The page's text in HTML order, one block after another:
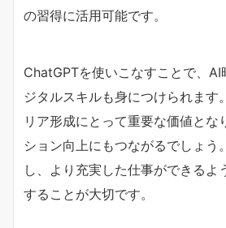
の習得に活用可能です。
ChatGPTを使いこなすことで、
ジタルスキルも身につけられます
リア形成にとって重要な価値とな
ション向上にもつながるでしょう
し、より充実した仕事ができるよ
することが大切です。